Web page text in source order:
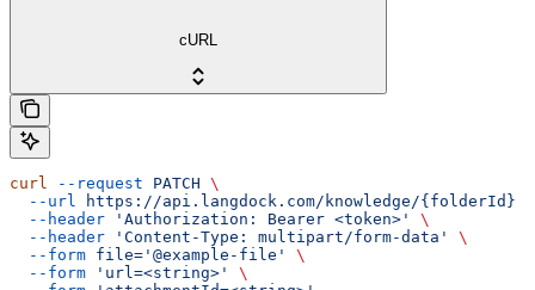
cURL
curl --request PATCH \
  --url
https://api.langdock.com/knowledge/{folderId}
  --header
'Authorization: Bearer <token>'
\
  --header
'Content-Type: multipart/form-data'
\
  --form
file='@example-file'
\
  --form
'url=<string>'
\